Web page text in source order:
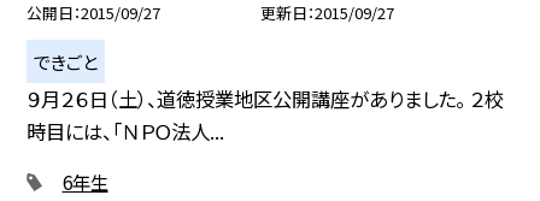
公開日 2015/09/27 更新日 2015/09/27
できごと
９月２６日（土）、道徳授業地区公開講座がありました。 ２校
時目には、「ＮＰＯ法人...
6年生